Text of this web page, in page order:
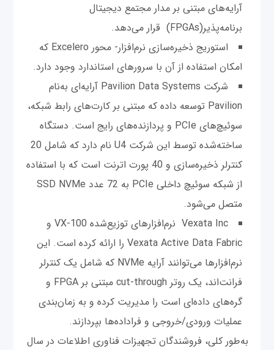
آرایه‌های مبتنی بر مدار مجتمع دیجیتال
برنامه‌پذیر(FPGAs) قرار می‌دهد.
استوریج ذخیره‌سازی نرم‌افزار- محور Excelero که
امکان استفاده از آن با سرورهای استاندارد وجود دارد.
شرکت Pavilion Data Systems آرایه‌ای به‌نام
Pavilion توسعه داده که مبتنی بر کارت‌های رابط شبکه،
سوئیچ‌های PCIe و پردازنده‌های رایج است. دستگاه
ساخته‌شده توسط این شرکت U4 نام دارد که شامل 20
کنترلر ذخیره‌سازی و 40 پورت اترنت است که با استفاده
از شبکه سوئیچ داخلی PCIe به 72 عدد SSD NVMe
متصل می‌شود.
Vexata Inc نرم‌افزارهای توزیع‌شده VX-100 و
Vexata Active Data Fabric را ارائه کرده است. این
نرم‌افزارها می‌توانند آرایه NVMe که شامل یک کنترلر
فرانت‌اند، یک روتر cut-through مبتنی بر FPGA و
گره‌های داده‌ای است را مدیریت کرده و به زمان‌بندی
عملیات ورودی/خروجی و فراداده‌ها بپردازند.
به‌طور کلی، فروشندگان تجهیزات فناوری اطلاعات در سال